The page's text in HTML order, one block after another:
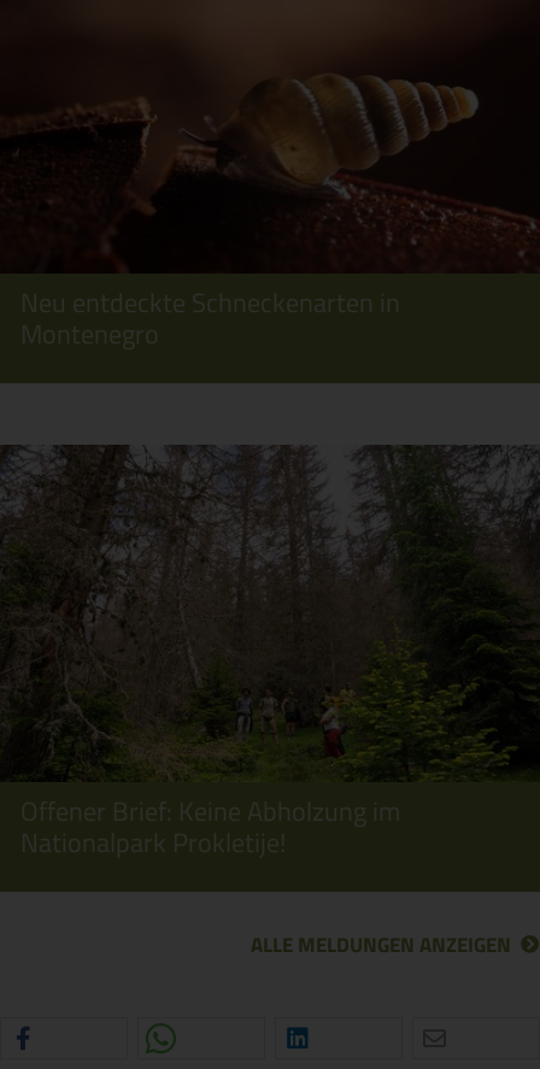
Neu entdeckte Schneckenarten in
Montenegro
Offener Brief: Keine Abholzung im
Nationalpark Prokletije!
ALLE MELDUNGEN ANZEIGEN